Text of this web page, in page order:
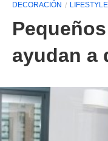
DECORACIÓN
ayudan a